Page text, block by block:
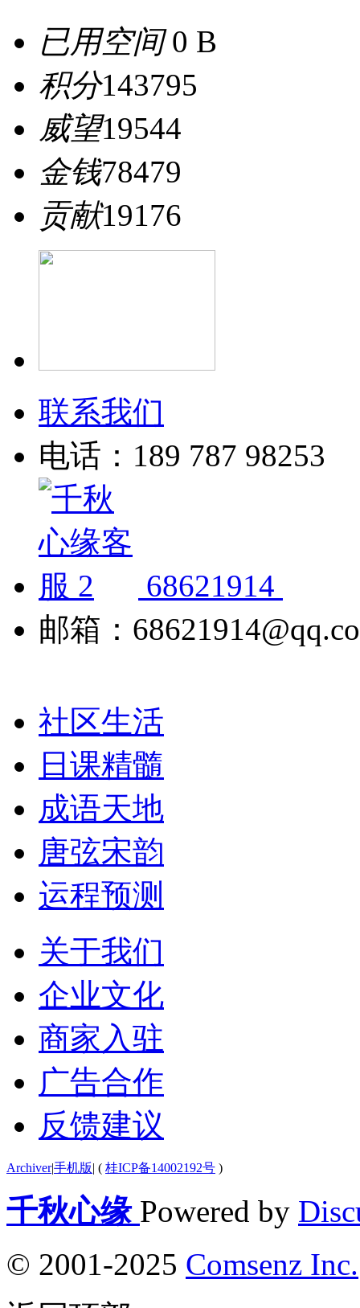
已用空间0 B
积分143795
威望19544
金钱78479
贡献19176
联系我们
电话：189 787 98253
68621914
邮箱：
社区生活
日课精髓
成语天地
唐弦宋韵
运程预测
关于我们
企业文化
商家入驻
广告合作
反馈建议
Archiver|手机版| ( 桂ICP备14002192号 )
千秋心缘 Powered by
© 2001-2025 Comsenz Inc.